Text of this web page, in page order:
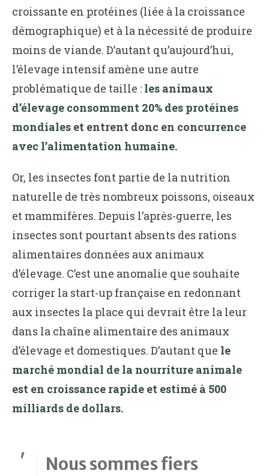
croissante en protéines (liée à la croissance
démographique) et à la nécessité de produire
moins de viande. D’autant qu’aujourd’hui,
l’élevage intensif amène une autre
problématique de taille : les animaux
d’élevage consomment 20% des protéines
mondiales et entrent donc en concurrence
avec l’alimentation humaine.
Or, les insectes font partie de la nutrition
naturelle de très nombreux poissons, oiseaux
et mammifères. Depuis l’après-guerre, les
insectes sont pourtant absents des rations
alimentaires données aux animaux
d’élevage. C’est une anomalie que souhaite
corriger la start-up française en redonnant
aux insectes la place qui devrait être la leur
dans la chaîne alimentaire des animaux
d’élevage et domestiques. D’autant que le
marché mondial de la nourriture animale
est en croissance rapide et estimé à 500
milliards de dollars.
Nous sommes fiers